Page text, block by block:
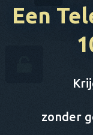
Hoe Te Hacken
Een
zonder